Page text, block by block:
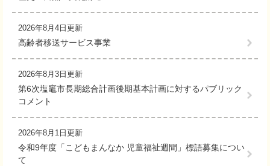
2026年8月4日更新
高齢者移送サービス事業
2026年8月3日更新
第6次塩竈市長期総合計画後期基本計画に対するパブリック
コメント
2026年8月1日更新
令和9年度「こどもまんなか 児童福祉週間」標語募集につい
て